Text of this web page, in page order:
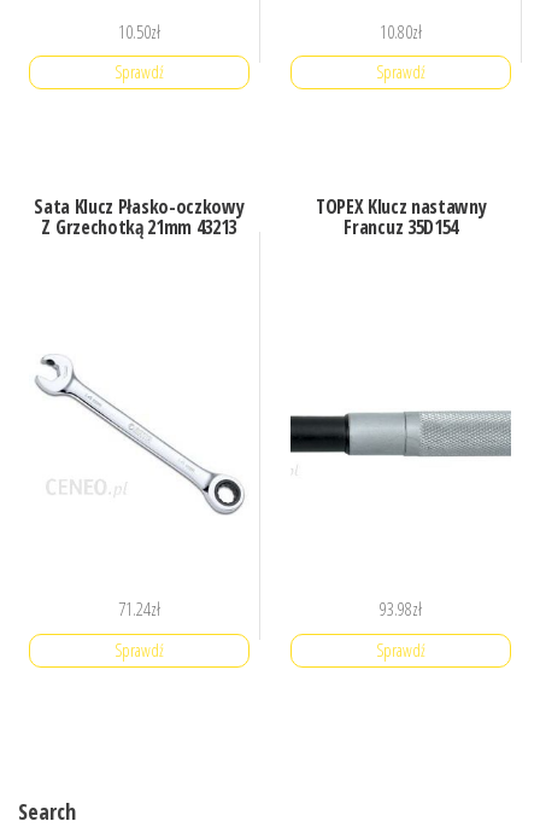
10.50zł
Sprawdź
10.80zł
Sprawdź
Sata Klucz Płasko-oczkowy
Z Grzechotką 21mm 43213
71.24zł
Sprawdź
TOPEX Klucz nastawny
Francuz 35D154
93.98zł
Sprawdź
Search